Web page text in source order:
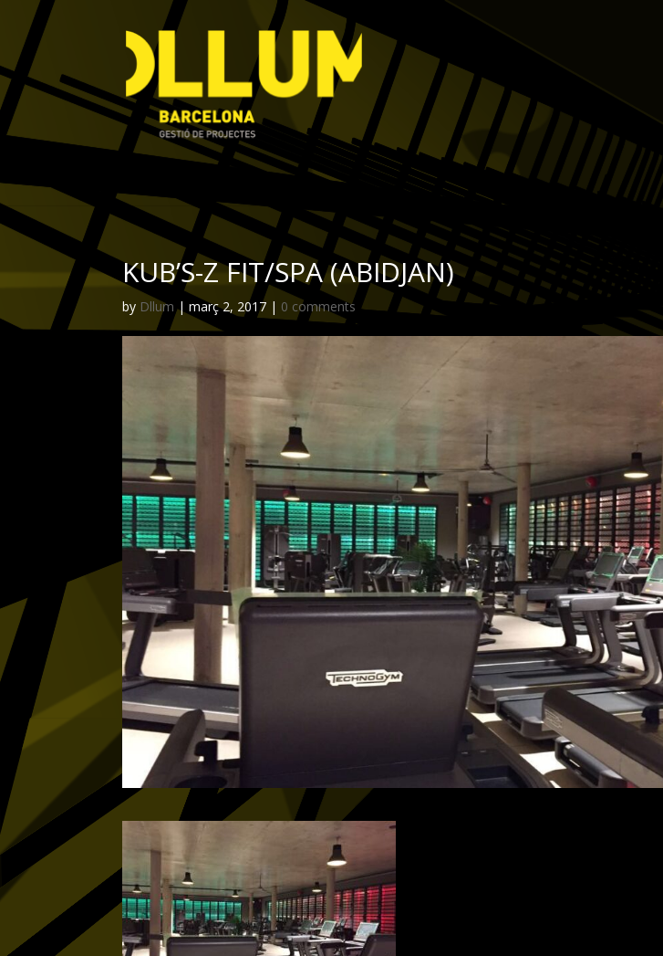
KUB’S-Z FIT/SPA (ABIDJAN)
by Dllum |març 2, 2017 | 0 comments